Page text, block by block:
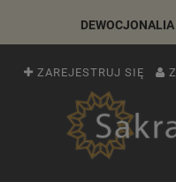
ZAREJESTRUJ SIĘ